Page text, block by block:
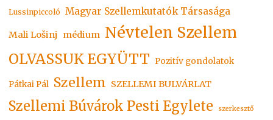
Lussinpiccoló Magyar Szellemkutatók Társasága
Mali Lošinj médium Névtelen Szellem
OLVASSUK EGYÜTT Pozitív gondolatok
Pátkai Pál Szellem SZELLEMI BULVÁRLAT
Szellemi Búvárok Pesti Egylete szerkesztő